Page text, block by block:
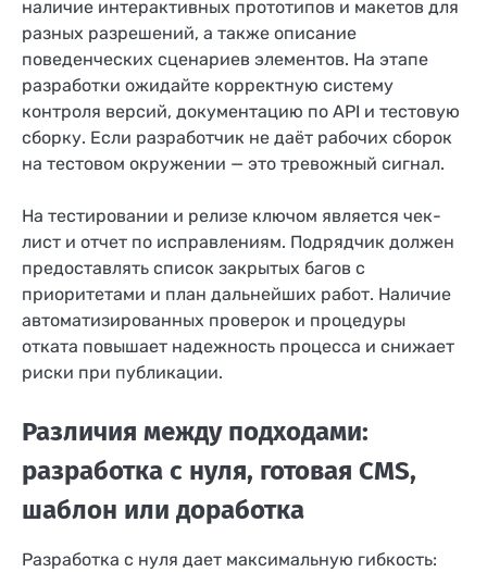
наличие интерактивных прототипов и макетов для
разных разрешений, а также описание
поведенческих сценариев элементов. На этапе
разработки ожидайте корректную систему
контроля версий, документацию по API и тестовую
сборку. Если разработчик не даёт рабочих сборок
на тестовом окружении — это тревожный сигнал.
На тестировании и релизе ключом является чек-
лист и отчет по исправлениям. Подрядчик должен
предоставлять список закрытых багов с
приоритетами и план дальнейших работ. Наличие
автоматизированных проверок и процедуры
отката повышает надежность процесса и снижает
риски при публикации.
Различия между подходами:
разработка с нуля, готовая CMS,
шаблон или доработка
Разработка с нуля дает максимальную гибкость: